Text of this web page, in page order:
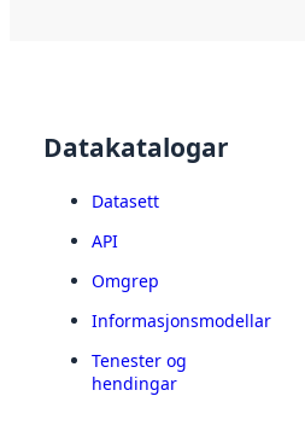
Datakatalogar
Datasett
API
Omgrep
Informasjonsmodellar
Tenester og
hendingar